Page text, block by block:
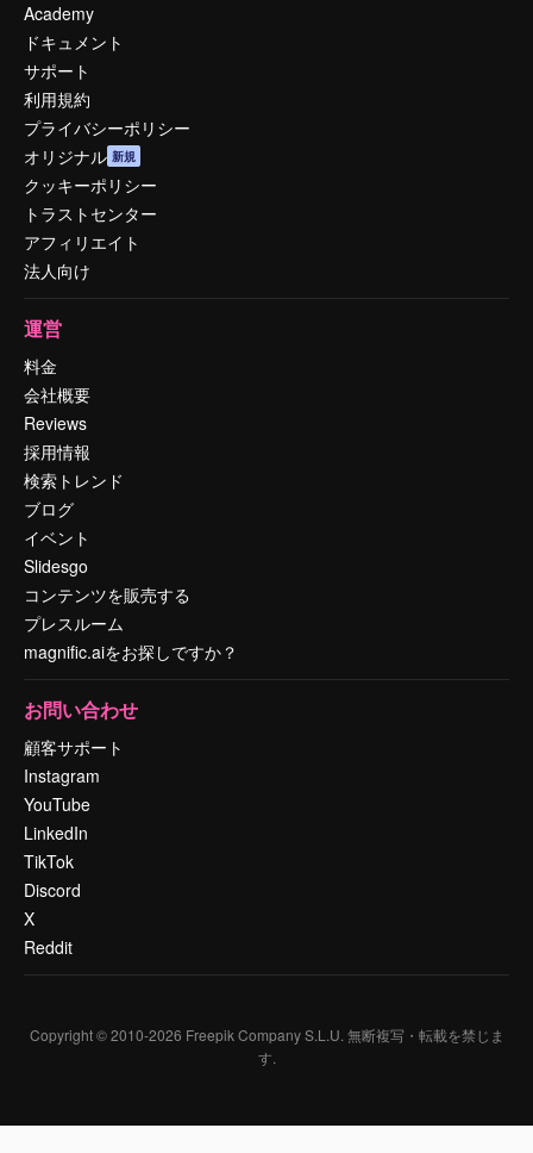
Academy
ドキュメント
サポート
利用規約
プライバシーポリシー
オリジナル 新規
クッキーポリシー
トラストセンター
アフィリエイト
法人向け
運営
料金
会社概要
Reviews
採用情報
検索トレンド
ブログ
イベント
Slidesgo
コンテンツを販売する
プレスルーム
magnific.aiをお探しですか？
お問い合わせ
顧客サポート
Instagram
YouTube
LinkedIn
TikTok
Discord
X
Reddit
Copyright © 2010-2026 Freepik Company S.L.U. 無断複写・転載を禁じま
す.